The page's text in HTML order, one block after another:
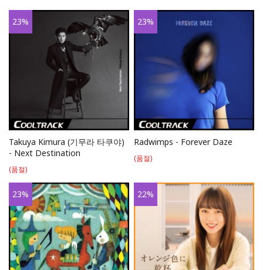
23%
Takuya Kimura (기무라 타쿠야)
- Next Destination
(품절)
23%
Radwimps - Forever Daze
(품절)
23% 22%